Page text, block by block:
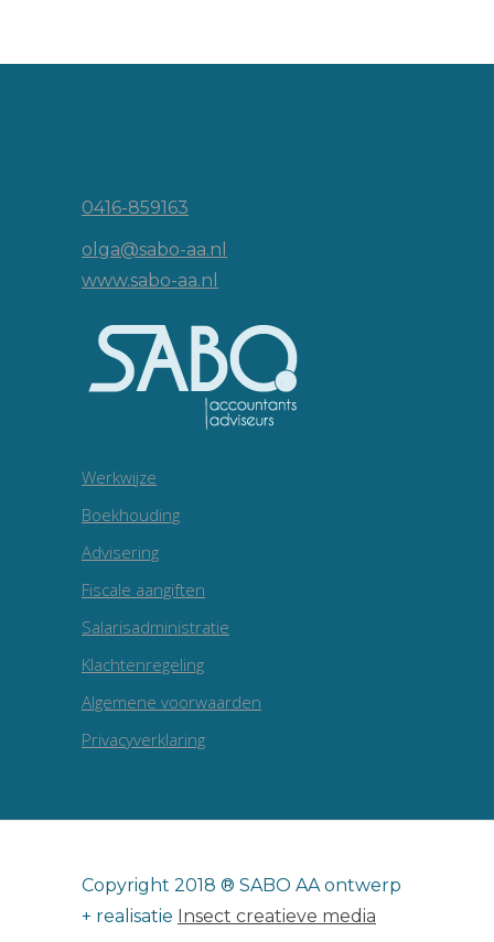
0416-859163
olga@sabo-aa.nl
www.sabo-aa.nl
Werkwijze
Boekhouding
Advisering
Fiscale aangiften
Salarisadministratie
Klachtenregeling
Algemene voorwaarden
Privacyverklaring
Copyright 2018 ® SABO AA ontwerp
+ realisatie Insect creatieve media